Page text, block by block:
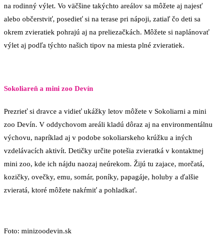
na rodinný výlet. Vo väčšine takýchto areálov sa môžete aj najesť
alebo občerstviť, posedieť si na terase pri nápoji, zatiaľ čo deti sa
okrem zvieratiek pohrajú aj na preliezačkách. Môžete si naplánovať
výlet aj podľa týchto našich tipov na miesta plné zvieratiek.
Sokoliareň a mini zoo Devín
Prezrieť si dravce a vidieť ukážky letov môžete v Sokoliarni a mini
zoo Devín. V oddychovom areáli kladú dôraz aj na environmentálnu
výchovu, napríklad aj v podobe sokoliarskeho krúžku a iných
vzdelávacích aktivít. Detičky určite potešia zvieratká v kontaktnej
mini zoo, kde ich nájdu naozaj neúrekom. Žijú tu zajace, morčatá,
kozičky, ovečky, emu, somár, poníky, papagáje, holuby a ďalšie
zvieratá, ktoré môžete nakŕmiť a pohladkať.
Foto: minizoodevin.sk